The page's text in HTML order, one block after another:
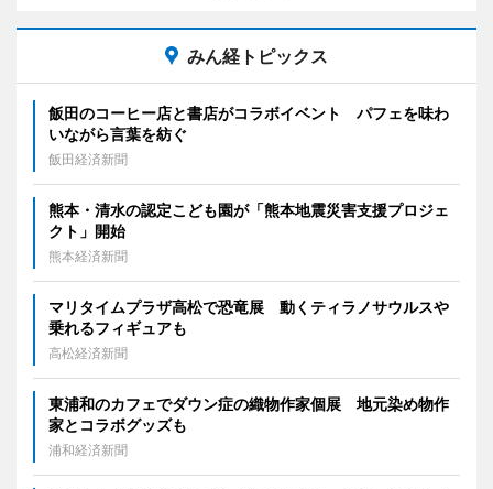
みん経トピックス
飯田のコーヒー店と書店がコラボイベント パフェを味わ
いながら言葉を紡ぐ
飯田経済新聞
熊本・清水の認定こども園が「熊本地震災害支援プロジェ
クト」開始
熊本経済新聞
マリタイムプラザ高松で恐竜展 動くティラノサウルスや
乗れるフィギュアも
高松経済新聞
東浦和のカフェでダウン症の織物作家個展 地元染め物作
家とコラボグッズも
浦和経済新聞